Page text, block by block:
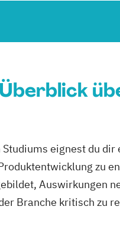
Überblick
eignest du
zu
Auswirkungen
Branche kritisch zu